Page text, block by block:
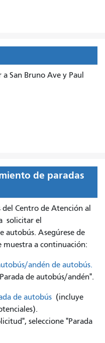
San Bruno Ave y Paul
de paradas
Centro de Atención al
solicitar el
autobús. Asegúrese de
a continuación:
andén de autobús.
de autobús/andén".
de autobús (incluye
seleccione "Parada